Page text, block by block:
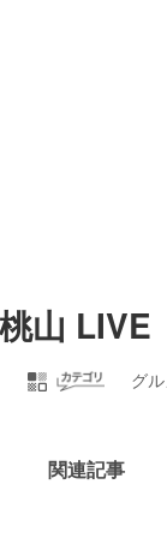
山 LIVE
グ
関連記事